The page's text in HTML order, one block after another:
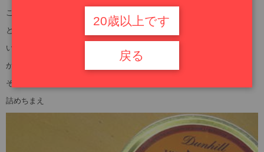
ここは無難に、「Dunhill アペリティフ」か
と半分詰めた
いや、待てよ、「COLTS チェリー」もいいぞ
かき出して再度詰めるのも面倒だなあ
そうだ、後の半分に「COLTS チェリー」を
詰めちまえ
20歳以上です
戻る